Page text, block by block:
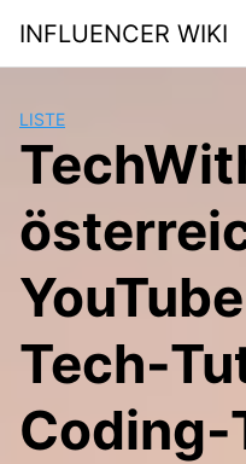
content
INFLUENCER WIKI
LISTE
Tech-
Coding-